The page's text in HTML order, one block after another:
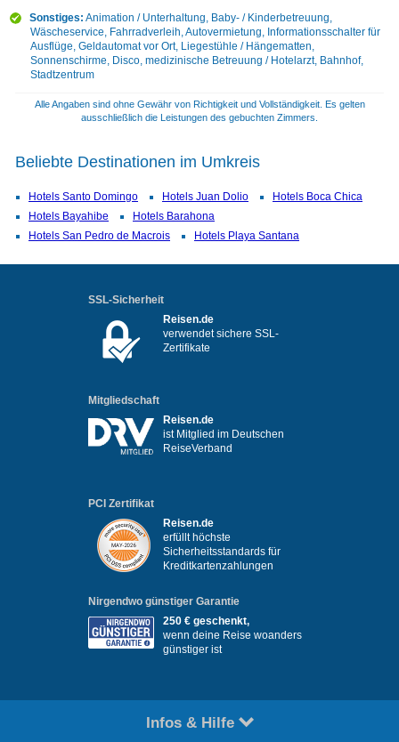
Sonstiges: Animation / Unterhaltung, Baby- / Kinderbetreuung,
Wäscheservice, Fahrradverleih, Autovermietung, Informationsschalter für
Ausflüge, Geldautomat vor Ort, Liegestühle / Hängematten,
Sonnenschirme, Disco, medizinische Betreuung / Hotelarzt, Bahnhof,
Stadtzentrum
Alle Angaben sind ohne Gewähr von Richtigkeit und Vollständigkeit. Es gelten
ausschließlich die Leistungen des gebuchten Zimmers.
Beliebte Destinationen im Umkreis
Hotels Santo Domingo Hotels Juan Dolio
Hotels Boca Chica
Hotels Bayahibe
Hotels Barahona
Hotels San Pedro de Macrois
Hotels Playa Santana
SSL-Sicherheit
Reisen.de
verwendet sichere SSL-
Zertifikate
Mitgliedschaft
Reisen.de
ist Mitglied im Deutschen
ReiseVerband
PCI Zertifikat
Reisen.de
erfüllt höchste
Sicherheitsstandards für
Kreditkartenzahlungen
Nirgendwo günstiger Garantie
250 € geschenkt,
wenn deine Reise woanders
günstiger ist
Infos & Hilfe